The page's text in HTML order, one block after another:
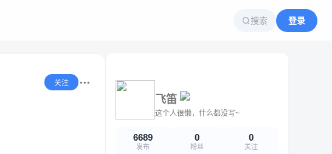
搜索 登录
关注
飞笛
这个人很懒，什么都没写~
6689
发布
0
粉丝
0
关注